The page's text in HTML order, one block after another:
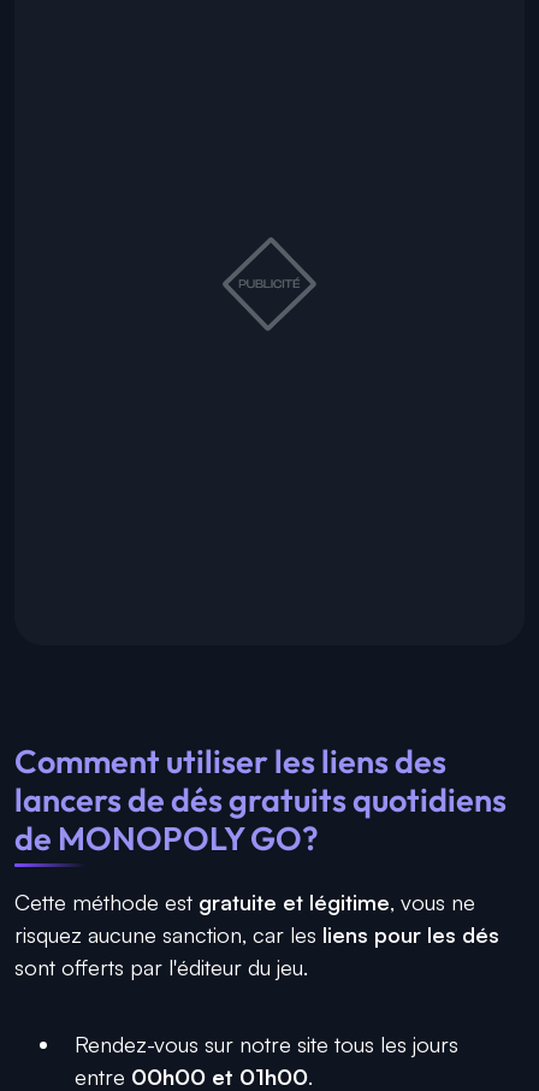
Comment utiliser les liens des
lancers de dés gratuits quotidiens
de MONOPOLY GO?
Cette méthode est gratuite et légitime, vous ne
risquez aucune sanction, car les liens pour les dés
sont offerts par l'éditeur du jeu.
Rendez-vous sur notre site tous les jours
entre 00h00 et 01h00.